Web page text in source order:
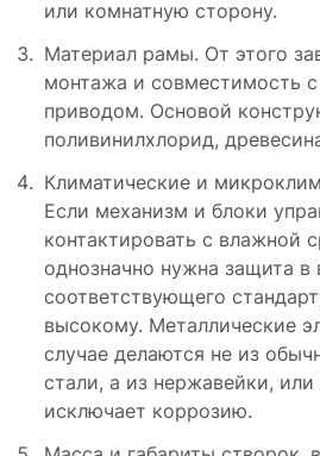
или комнатную сторону.
Материал рамы. От этого
монтажа и совместимость
приводом. Основой
поливинилхлорид,
Климатические и
Если механизм и блоки
контактировать с влажной
однозначно нужна защита в
соответствующего
высокому. Металлические
случае делаются не из
стали, а из нержавейки,
исключает коррозию.